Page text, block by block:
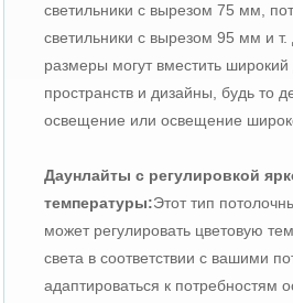
светильники с вырезом 75 мм,
светильники с вырезом 95 мм и
размеры могут вместить широкий
пространств и дизайны, будь то
освещение или освещение
Даунлайты с регулировкой
температуры:Этот тип
может регулировать цветовую
света в соответствии с вашими
адаптироваться к потребностям